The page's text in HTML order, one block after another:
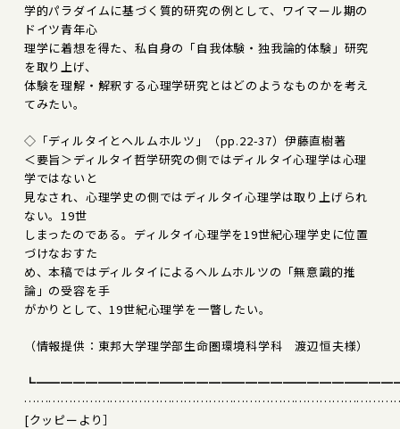
学的パラダイムに基づく質的研究の例として、ワイマール期の
ドイツ青年心
理学に着想を得た、私自身の「自我体験・独我論的体験」研究
を取り上げ、
体験を理解・解釈する心理学研究とはどのようなものかを考え
てみたい。
◇「ディルタイとヘルムホルツ」（pp.22-37）伊藤直樹著
＜要旨＞ディルタイ哲学研究の側ではディルタイ心理学は心理
学ではないと
見なされ、心理学史の側ではディルタイ心理学は取り上げられ
ない。19世
しまったのである。ディルタイ心理学を19世紀心理学史に位置
づけなおすた
め、本稿ではディルタイによるヘルムホルツの「無意識的推
論」の受容を手
がかりとして、19世紀心理学を一瞥したい。
（情報提供：東邦大学理学部生命圏環境科学科 渡辺恒夫様）
[クッピーより］